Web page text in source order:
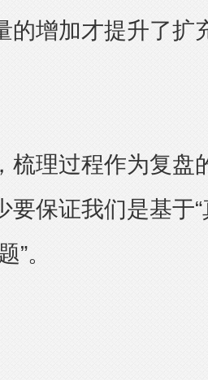
的增加才提升了扩
理过程作为复盘
要保证我们是基于
”。